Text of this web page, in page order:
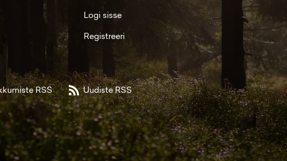
Logi sisse
Registreeri
RSS Uudiste RSS